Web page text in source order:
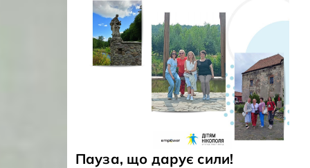
Пауза, що дарує сили!